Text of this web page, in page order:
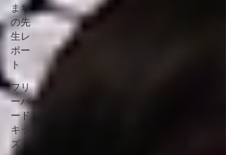
まち
の先
生レ
ポー
ト
フリ
ーバ
ード
キッ
ズ